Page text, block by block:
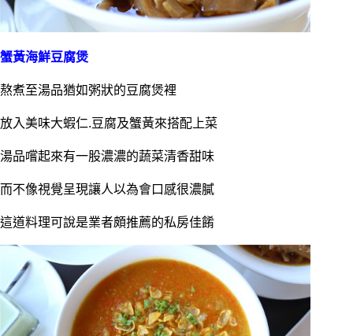
蟹黃海鮮豆腐煲
熬煮至湯品猶如粥狀的豆腐煲裡
放入美味大蝦仁.豆腐及蟹黃來搭配上菜
湯品嚐起來有一股濃濃的蔬菜清香甜味
而不像視覺呈現讓人以為會口感很濃膩
這道料理可說是業者頗推薦的私房佳餚